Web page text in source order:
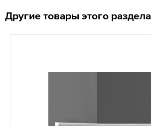
Другие товары этого раздела